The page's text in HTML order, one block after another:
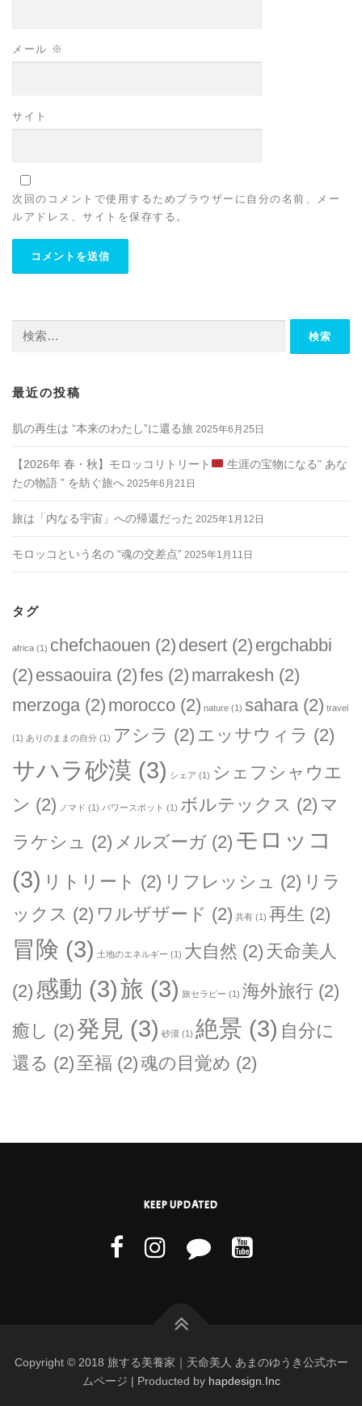
メール ※
サイト
次回のコメントで使用するためブラウザーに自分の名前、メー
ルアドレス、サイトを保存する。
最近の投稿
肌の再生は “本来のわたし”に還る旅 2025年6月25日
【2026年 春・秋】モロッコリトリート
生涯の宝物になる” あな
たの物語 ” を紡ぐ旅へ 2025年6月21日
旅は「内なる宇宙」への帰還だった 2025年1月12日
モロッコという名の “魂の交差点” 2025年1月11日
タグ
africa (1) chefchaouen (2) desert (2) ergchabbi
(2) essaouira (2)fes (2) marrakesh (2)
merzoga (2) morocco (2) nature (1) sahara (2) travel
(1) ありのままの自分 (1) アシラ (2) エッサウィラ (2)
サハラ砂漠 (3) シェア (1) シェフシャウエ
ン (2) ノマド (1) パワースポット (1) ボルテックス (2) マ
ラケシュ (2) メルズーガ (2) モロッコ
(3) リトリート (2) リフレッシュ (2) リラ
ックス (2) ワルザザード (2) 共有 (1) 再生 (2)
冒険 (3) 土地のエネルギー (1) 大自然 (2) 天命美人
(2) 感動 (3)旅 (3) 旅セラピー (1) 海外旅行 (2)
癒し (2) 発見 (3) 砂漠 (1) 絶景 (3) 自分に
還る (2) 至福 (2)魂の目覚め (2)
KEEP UPDATED
Copyright © 2018 旅する美養家｜天命美人 あまのゆうき公式ホー
ムページ | Producted by hapdesign.Inc